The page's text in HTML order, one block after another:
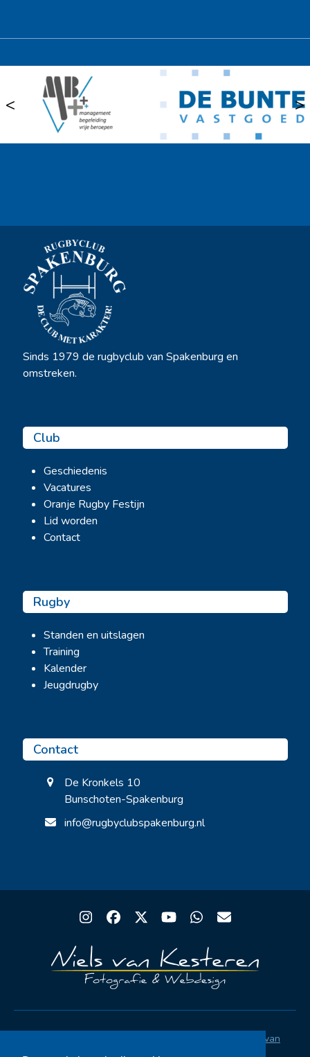
< >
Sinds 1979 de rugbyclub van Spakenburg en
omstreken.
Club
Geschiedenis
Vacatures
Oranje Rugby Festijn
Lid worden
Contact
Rugby
Standen en uitslagen
Training
Kalender
Jeugdrugby
Contact
De Kronkels 10
Bunschoten-Spakenburg
info@rugbyclubspakenburg.nl
Instagram
Facebook
TwitterYouTubeWhatsapp
Email
Niels van
Kesteren
Privacystatement AVG